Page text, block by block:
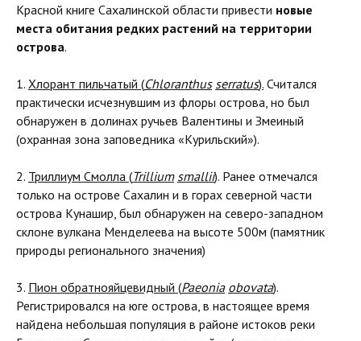
Красной книге Сахалинской области привести новые
места обитания редких растений на территории
острова.
1. Хлорант пильчатый (Chloranthus serratus). Считался
практически исчезнувшим из флоры острова, но был
обнаружен в долинах ручьев Валентины и Змеиный
(охранная зона заповедника «Курильский»).
2. Триллиум Смолла (Trillium smallii). Ранее отмечался
только на острове Сахалин и в горах северной части
острова Кунашир, был обнаружен на северо-западном
склоне вулкана Менделеева на высоте 500м (памятник
природы регионального значения)
3. Пион обратнояйцевидный (Paeonia obovata).
Регистрировался на юге острова, в настоящее время
найдена небольшая популяция в районе истоков реки